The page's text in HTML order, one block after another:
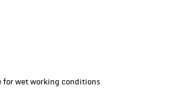
for wet working conditions